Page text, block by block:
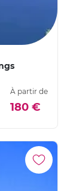
À partir de
180 €